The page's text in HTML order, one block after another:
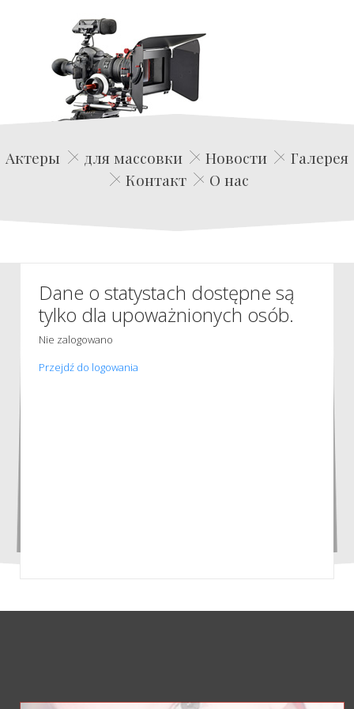
Edwin Film Agencja Aktorska
Актеры для массовки Новости
Галерея
Контакт
О нас
Dane o statystach dostępne są
tylko dla upoważnionych osób.
Nie zalogowano
Przejdź do logowania